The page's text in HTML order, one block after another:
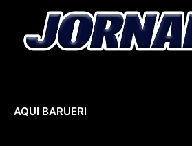
AQUI BARUERI